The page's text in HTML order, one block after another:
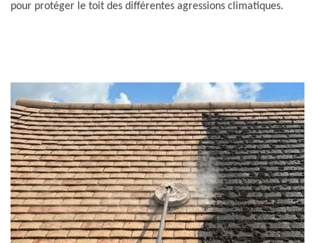
pour protéger le toit des différentes agressions climatiques.